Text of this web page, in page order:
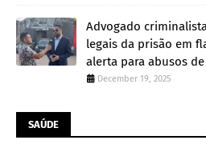
Advogado
legais da prisão em
alerta para abusos
December 19, 2025
SAÚDE